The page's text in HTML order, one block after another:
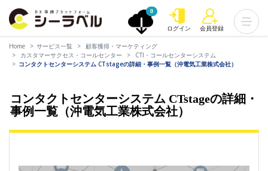
0
ログイン 会員登録
Home サービス一覧
顧客獲得・マーケティング
カスタマーサクセス・コールセンター
CTI・コールセンターシステム
コンタクトセンターシステム CTstageの詳細・事例一覧（沖電気工業株式会社）
コンタクトセンターシステム CTstageの詳細・
事例一覧（沖電気工業株式会社）